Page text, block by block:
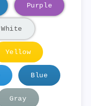
Purple
White
Yellow
Blue
Gray